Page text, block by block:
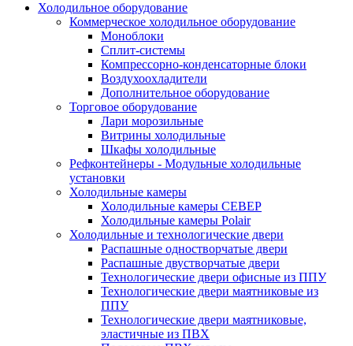
Холодильное оборудование
Коммерческое холодильное оборудование
Моноблоки
Сплит-системы
Компрессорно-конденсаторные блоки
Воздухоохладители
Дополнительное оборудование
Торговое оборудование
Лари морозильные
Витрины холодильные
Шкафы холодильные
Рефконтейнеры - Модульные холодильные
установки
Холодильные камеры
Холодильные камеры СЕВЕР
Холодильные камеры Polair
Холодильные и технологические двери
Распашные одностворчатые двери
Распашные двустворчатые двери
Технологические двери офисные из ППУ
Технологические двери маятниковые из
ППУ
Технологические двери маятниковые,
эластичные из ПВХ